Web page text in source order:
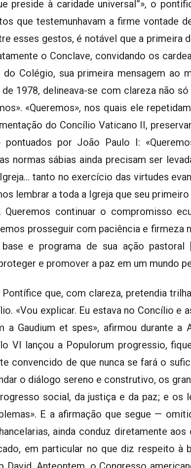
preside à caridade universal”», o
que testemunhavam a firme vontade
esses gestos, é notável que a primeira
o Conclave, convidando os
Colégio, sua primeira mensagem ao
1978, delineava-se com clareza não
«Queremos», nos quais ele
do Concílio Vaticano II,
por João Paulo I:
normas sábias ainda precisam ser
tanto no exercício das virtudes
lembrar a toda a Igreja que seu
continuar o compromisso
prosseguir com paciência e firmeza
e programa de sua ação pastoral
e promover a paz em um mundo
que, com clareza, pretendia
«Vou explicar. Eu estava no Concílio e
Gaudium et spes», afirmou durante a
VI lançou a Populorum progressio,
convencido de que nunca se fará o
o diálogo sereno e construtivo, os
social, da justiça e da paz; e os
E a afirmação que segue —
ainda conduz diretamente
em particular no que diz respeito à